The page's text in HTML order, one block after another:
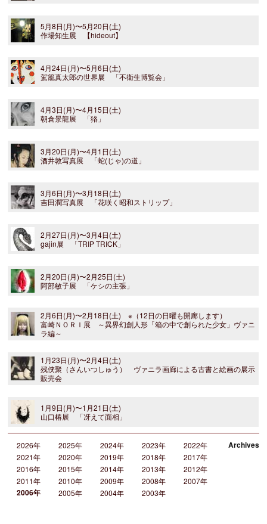
5月8日(月)〜5月20日(土)
作場知生展 【hideout】
4月24日(月)〜5月6日(土)
駕籠真太郎の世界展 「不衛生博覧会」
4月3日(月)〜4月15日(土)
朝倉景龍展 「狢」
3月20日(月)〜4月1日(土)
酒井敦写真展 「蛇(じゃ)の道」
3月6日(月)〜3月18日(土)
吉田潤写真展 「花咲く昭和ストリップ」
2月27日(月)〜3月4日(土)
gajin展 「TRIP TRICK」
2月20日(月)〜2月25日(土)
阿部敏子展 「ケシの主張」
2月6日(月)〜2月18日(土) ※（12日の日曜も開廊します）
富崎ＮＯＲＩ展 ～異界幻創人形「箱の中で創られた少女」ヴァニ
ラ編～
1月23日(月)〜2月4日(土)
残侠聚（さんいつしゅう） ヴァニラ画廊による古書と絵画の展示
販売会
1月9日(月)〜1月21日(土)
山口椿展 「冴えて面相」
2026年 2025年 2024年 2023年
2022年
2021年
2020年 2019年 2018年
2017年
2016年
2015年 2014年 2013年
2012年
2011年
2010年 2009年 2008年 2007年
2006年 2005年 2004年 2003年
Archives